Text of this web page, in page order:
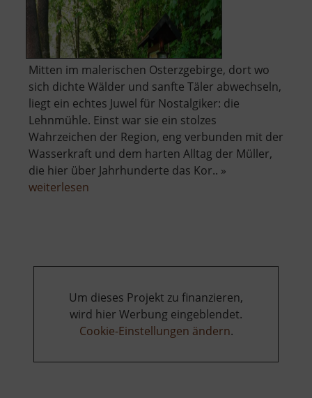
Mitten im malerischen Osterzgebirge, dort wo
sich dichte Wälder und sanfte Täler abwechseln,
liegt ein echtes Juwel für Nostalgiker: die
Lehnmühle. Einst war sie ein stolzes
Wahrzeichen der Region, eng verbunden mit der
Wasserkraft und dem harten Alltag der Müller,
die hier über Jahrhunderte das Kor.. »
weiterlesen
Um dieses Projekt zu finanzieren,
wird hier Werbung eingeblendet.
Cookie-Einstellungen ändern.